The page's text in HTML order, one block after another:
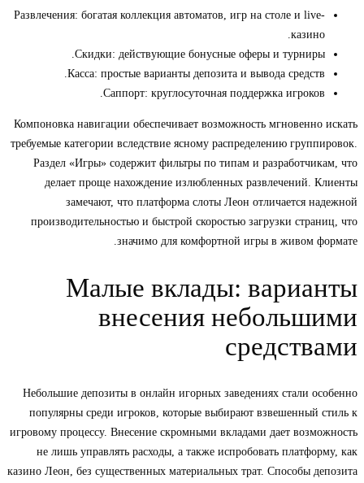
Развлечения: богатая коллекция автоматов, игр на столе и live-
казино.
Скидки: действующие бонусные оферы и турниры.
Касса: простые варианты депозита и вывода средств.
Саппорт: круглосуточная поддержка игроков.
Компоновка навигации обеспечивает возможность мгновенно искать
требуемые категории вследствие ясному распределению группировок.
Раздел «Игры» содержит фильтры по типам и разработчикам, что
делает проще нахождение излюбленных развлечений. Клиенты
замечают, что платформа слоты Леон отличается надежной
производительностью и быстрой скоростью загрузки страниц, что
значимо для комфортной игры в живом формате.
Малые вклады: варианты
внесения небольшими
средствами
Небольшие депозиты в онлайн игорных заведениях стали особенно
популярны среди игроков, которые выбирают взвешенный стиль к
игровому процессу. Внесение скромными вкладами дает возможность
не лишь управлять расходы, а также испробовать платформу, как
казино Леон, без существенных материальных трат. Способы депозита